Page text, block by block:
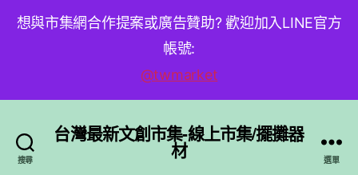
想與市集網合作提案或廣告贊助? 歡迎加入LINE官方
帳號:
@twmarket
搜尋
台灣最新文創市集-線上市集/擺攤器
材 選單